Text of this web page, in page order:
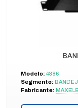
Modelo: 4886
Segmento:
Fabricante: